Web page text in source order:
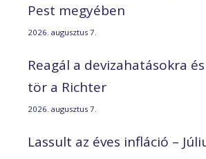
Pest megyében
2026. augusztus 7.
Reagál a devizahatásokra
tör a Richter
2026. augusztus 7.
Lassult az éves infláció –